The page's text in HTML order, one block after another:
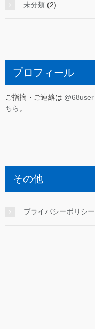
未分類 (2)
プロフィール
ご指摘・ご連絡は @68user
ちら。
その他
プライバシーポリシー